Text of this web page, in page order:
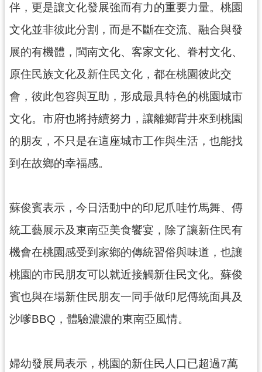
常
見
問
桃
園
市
府
入
隱
私
政
策
網
安
策
伴，更是讓文化發展強而有力的重要力量。桃園
文化並非彼此分割，而是不斷在交流、融合與發
展的有機體，閩南文化、客家文化、眷村文化、
原住民族文化及新住民文化，都在桃園彼此交
會，彼此包容與互助，形成最具特色的桃園城市
文化。市府也將持續努力，讓離鄉背井來到桃園
的朋友，不只是在這座城市工作與生活，也能找
到在故鄉的幸福感。
蘇俊賓表示，今日活動中的印尼爪哇竹馬舞、傳
統工藝展示及東南亞美食饗宴，除了讓新住民有
機會在桃園感受到家鄉的傳統習俗與味道，也讓
桃園的市民朋友可以就近接觸新住民文化。蘇俊
賓也與在場新住民朋友一同手做印尼傳統面具及
沙嗲BBQ，體驗濃濃的東南亞風情。
婦幼發展局表示，桃園的新住民人口已超過7萬